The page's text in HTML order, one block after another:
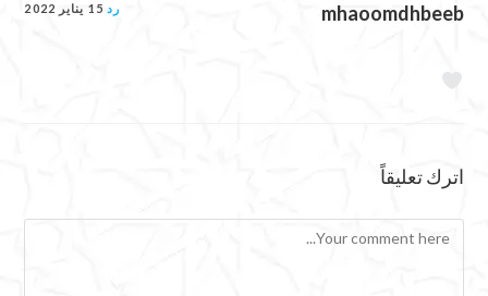
mhaoomdhbeeb رد 15 يناير 2022
اترك تعليقاً